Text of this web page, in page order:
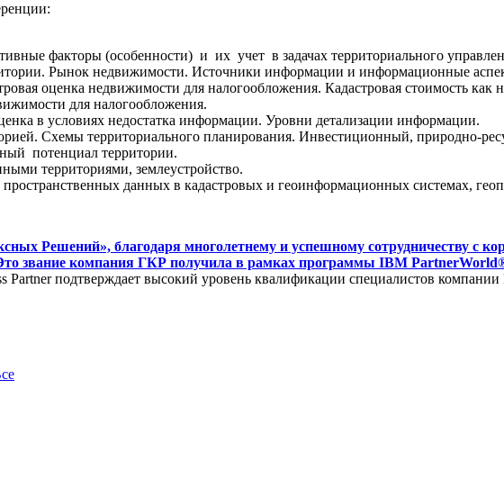
факторы (особенности) и их учет в задачах территориального
Рынок недвижимости. Источники информации и информационные
оценка недвижимости для налогообложения. Кадастровая стоимость
для налогообложения.
в условиях недостатка информации. Уровни детализации информации.
Схемы территориального планирования. Инвестиционный, природно-
потенциал территории.
территориями, землеустройство.
данных в кадастровых и геоинформационных системах,
Решений», благодаря многолетнему и успешному сотрудничеству с
звание компания ГКР получила в рамках программы IBM
Partner подтверждает высокий уровень квалификации специалистов